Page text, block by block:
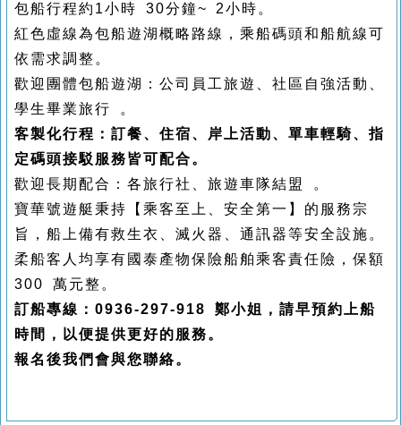
包船行程約1小時 30分鐘~ 2小時。
紅色虛線為包船遊湖概略路線，乘船碼頭和船航線可
依需求調整。
歡迎團體包船遊湖：公司員工旅遊、社區自強活動、
學生畢業旅行 。
客製化行程：訂餐、住宿、岸上活動、單車輕騎、指
定碼頭接駁服務皆可配合。
歡迎長期配合：各旅行社、旅遊車隊結盟 。
寶華號遊艇秉持【乘客至上、安全第一】的服務宗
旨，船上備有救生衣、滅火器、通訊器等安全設施。
柔船客人均享有國泰產物保險船舶乘客責任險，保額
300 萬元整。
訂船專線：0936-297-918 鄭小姐，請早預約上船
時間，以便提供更好的服務。
報名後我們會與您聯絡。